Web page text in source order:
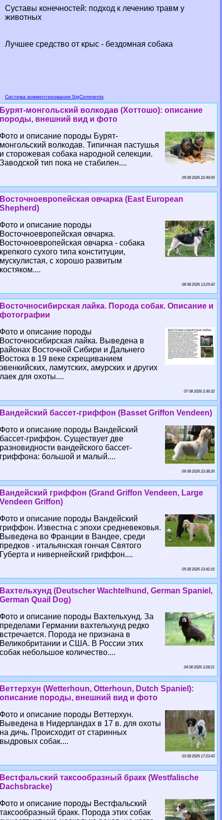
Суставы конечностей: подход к лечению травм у
животных
Лучшее средство от крыс - бездомная собака
Система комментирования SigComments
Бурят-монгольский волкодав (Хоттошо): описание
породы, внешний вид и фото
Фото и описание породы Бурят-
монгольский волкодав. Типичная пастушья
и сторожевая собака народной селекции.
Заводской тип пока не стабилен....
09 08 2026 22:49:59
Восточноевропейская овчарка (East European
Shepherd)
Фото и описание породы
Восточноевропейская овчарка.
Восточноевропейская овчарка - собака
крепкого сухого типа конституции,
мускулистая, с хорошо развитым
костяком....
08 08 2026 13:25:43
Восточносибирская лайка. Порода собак. Описание и
фотографии
Фото и описание породы
Восточносибирская лайка. Выведена в
районах Восточной Сибири и Дальнего
Востока в 19 веке скрещиванием
эвенкийских, ламутских, амурских и других
лаек для охоты....
07 08 2026 2:36:32
Вандейский бассет-гриффон (Basset Griffon Vendeen)
Фото и описание породы Вандейский
бассет-гриффон. Существует две
разновидности вандейского бассет-
гриффона: большой и малый....
06 08 2026 23:38:26
Вандейский гриффон (Grand Griffon Vendeen, Large
Vendeen Griffon)
Фото и описание породы Вандейский
гриффон. Известна с эпохи средневековья.
Выведена во Франции в Вандее, среди
предков - итальянская гончая Святого
Губерта и нивернейский гриффон....
05 08 2026 23:42:16
Вахтельхунд (Deutscher Wachtelhund, German Spaniel,
German Quail Dog)
Фото и описание породы Вахтельхунд. За
пределами Германии вахтельхунд редко
встречается. Порода не признана в
Великобритании и США. В России этих
собак небольшое количество....
04 08 2026 3:28:21
Веттерхун (Wetterhoun, Otterhoun, Dutch Spaniel):
описание породы, внешний вид и фото
Фото и описание породы Веттерхун.
Выведена в Нидерландах в 17 в. для охоты
на дичь. Происходит от старинных
выдровых собак....
03 08 2026 17:23:43
Вестфальский таксообразный бpaкк (Westfalische
Dachsbracke)
Фото и описание породы Вестфальский
таксообразный бpaкк. Порода этих собак